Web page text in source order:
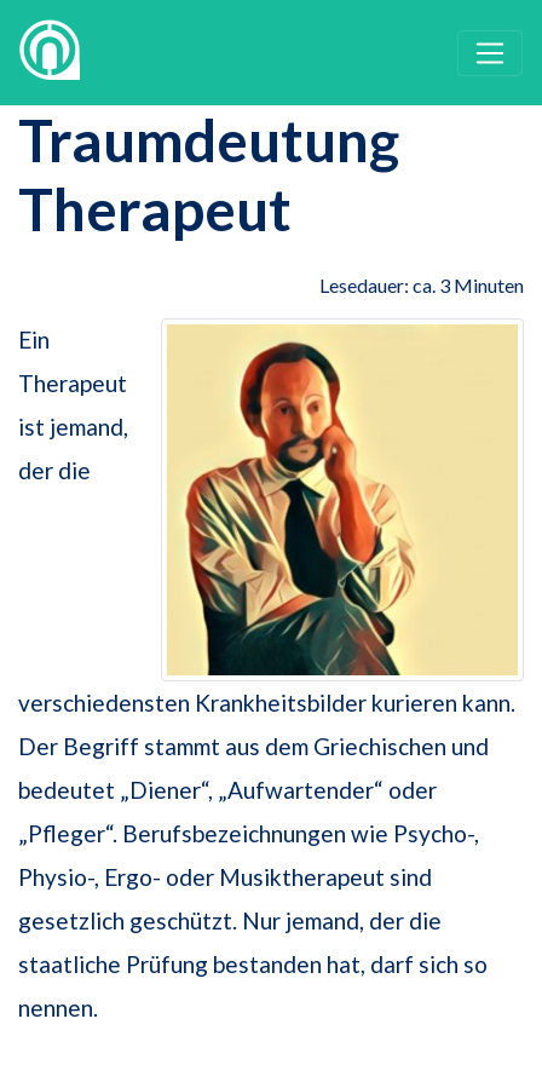
Traumdeutung
Therapeut
Lesedauer: ca. 3 Minuten
Ein
Therapeut
ist jemand,
der die
verschiedensten Krankheitsbilder kurieren kann.
Der Begriff stammt aus dem Griechischen und
bedeutet „Diener“, „Aufwartender“ oder
„Pfleger“. Berufsbezeichnungen wie Psycho-,
Physio-, Ergo- oder Musiktherapeut sind
gesetzlich geschützt. Nur jemand, der die
staatliche Prüfung bestanden hat, darf sich so
nennen.